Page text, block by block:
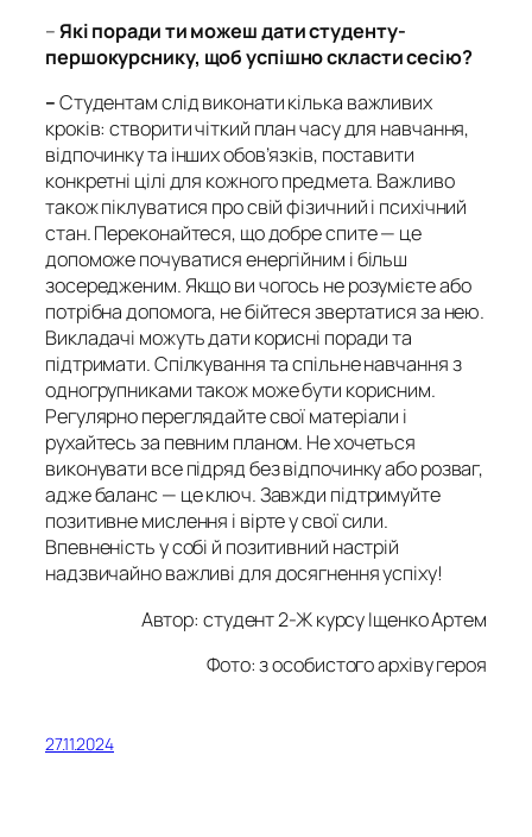
–Які поради ти можеш дати студенту-
першокурснику, щоб успішно скласти сесію?
–Студентам слід виконати кілька важливих
кроків: створити чіткий план часу для навчання,
відпочинку та інших обов’язків, поставити
конкретні цілі для кожного предмета. Важливо
також піклуватися про свій фізичний і психічний
стан. Переконайтеся, що добре спите — це
допоможе почуватися енергійним і більш
зосередженим. Якщо ви чогось не розумієте або
потрібна допомога, не бійтеся звертатися за нею.
Викладачі можуть дати корисні поради та
підтримати. Спілкування та спільне навчання з
одногрупниками також може бути корисним.
Регулярно переглядайте свої матеріали і
рухайтесь за певним планом. Не хочеться
виконувати все підряд без відпочинку або розваг,
адже баланс — це ключ. Завжди підтримуйте
позитивне мислення і вірте у свої сили.
Впевненість у собі й позитивний настрій
надзвичайно важливі для досягнення успіху!
Автор: студент 2-Ж курсуІщенко Артем
Фото: з особистого архіву героя
27.11.2024